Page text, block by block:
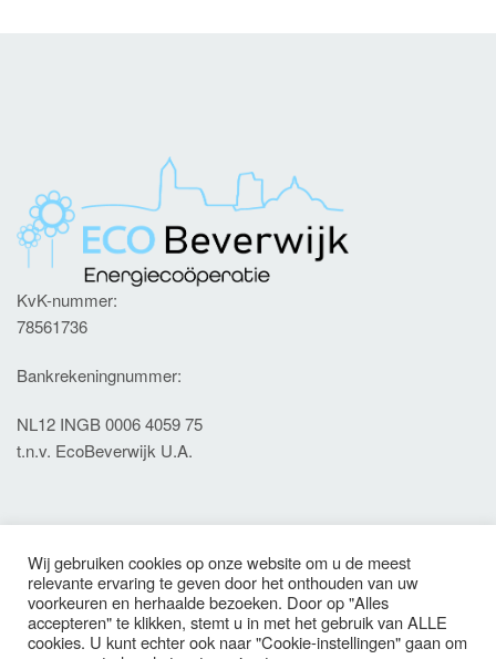
KvK-nummer:
78561736
Bankrekeningnummer:
NL12 INGB 0006 4059 75
t.n.v. EcoBeverwijk U.A.
Contact
Meer weten? Neem contact met ons op: info@ecobeverwijk.nl
Wij gebruiken cookies op onze website om u de meest
relevante ervaring te geven door het onthouden van uw
voorkeuren en herhaalde bezoeken. Door op "Alles
accepteren" te klikken, stemt u in met het gebruik van ALLE
cookies. U kunt echter ook naar "Cookie-instellingen" gaan om